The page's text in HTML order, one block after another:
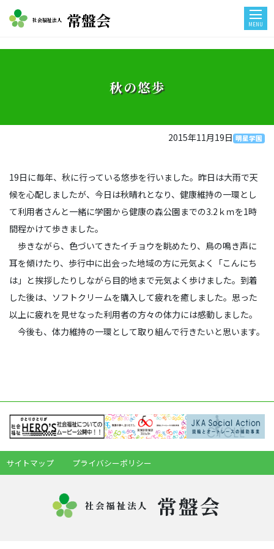
社会福祉法人 常盤会 MENU
秋の悠歩
2015年11月19日 明星学園
19日に毎年、秋に行っている悠歩を行いました。昨日は大雨で天
候を心配しましたが、今日は秋晴れとなり、健康維持の一環とし
て利用者さんと一緒に学園から健康の森公園までの3.2ｋｍを1時
間程かけて歩きました。
歩きながら、色づいてきたイチョウを眺めたり、鳥の鳴き声に
耳を傾けたり、歩行中に出会った地域の方に元気よく「こんにち
は」と挨拶したりしながら目的地まで元気よく歩けました。到着
した後は、ソフトクリームを購入して疲れを癒しました。思った
以上に疲れを見せなった利用者の方々の体力には感動しました。
今後も、体力維持の一環として取り組んで行きたいと思います。
サイトマップ プライバシーポリシー
社会福祉法人 常盤会